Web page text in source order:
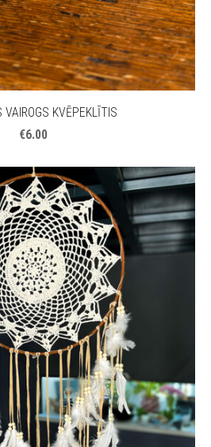
VAIROGS KVĒPEKLĪTIS
€6.00